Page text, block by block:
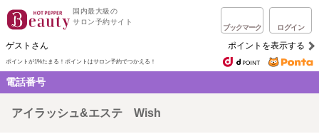
国内最大級の
サロン予約サイト
ブックマーク ログイン
ゲストさん ポイントを表示する
ポイントが1%たまる！ ポイントはサロン予約でつかえる！
電話番号
アイラッシュ&エステ Wish